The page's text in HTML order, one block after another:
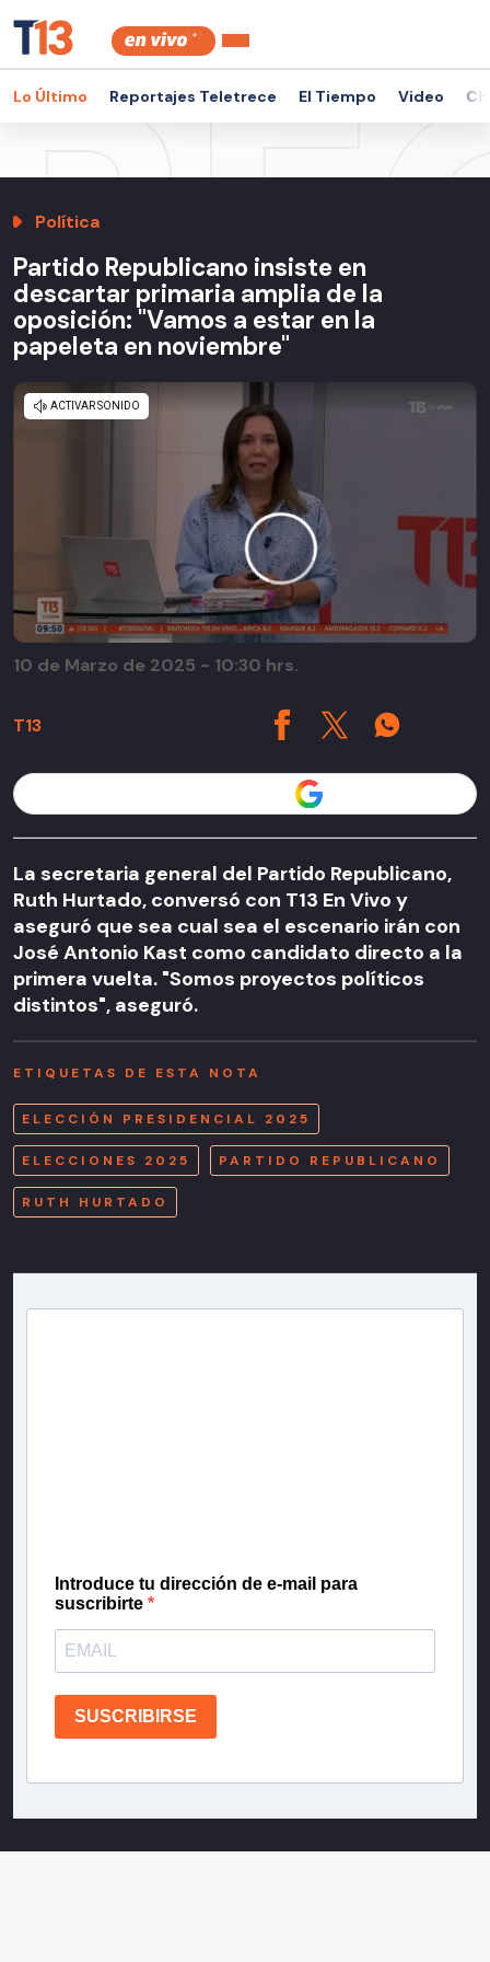
Lo Último Reportajes Teletrece El Tiempo Video
Política
Partido Republicano insiste en
descartar primaria amplia de la
oposición: "Vamos a estar en la
papeleta en noviembre"
T13
10 de Marzo de 2025 - 10:30 hrs.
La secretaria general del Partido Republicano,
Ruth Hurtado, conversó con T13 En Vivo y
aseguró que sea cual sea el escenario irán con
José Antonio Kast como candidato directo a la
primera vuelta. "Somos proyectos políticos
distintos", aseguró.
ETIQUETAS DE ESTA NOTA
ELECCIÓN PRESIDENCIAL 2025
ELECCIONES 2025 PARTIDO REPUBLICANO
RUTH HURTADO
Introduce tu dirección de e-mail para
suscribirte
SUSCRIBIRSE